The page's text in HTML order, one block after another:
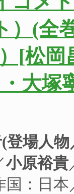
）(全
[松
大塚
登場人
小原裕貴
国：日